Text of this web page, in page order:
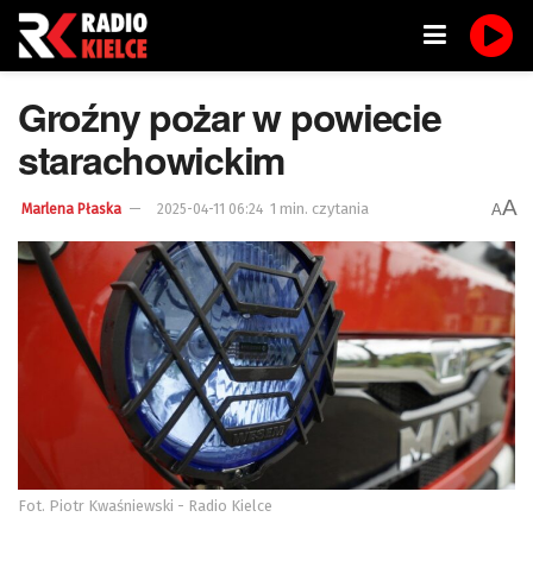
Groźny pożar w powiecie
starachowickim
Marlena Płaska 2025-04-11 06:24 1 min. czytania AA
Fot. Piotr Kwaśniewski - Radio Kielce